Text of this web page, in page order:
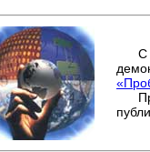
С